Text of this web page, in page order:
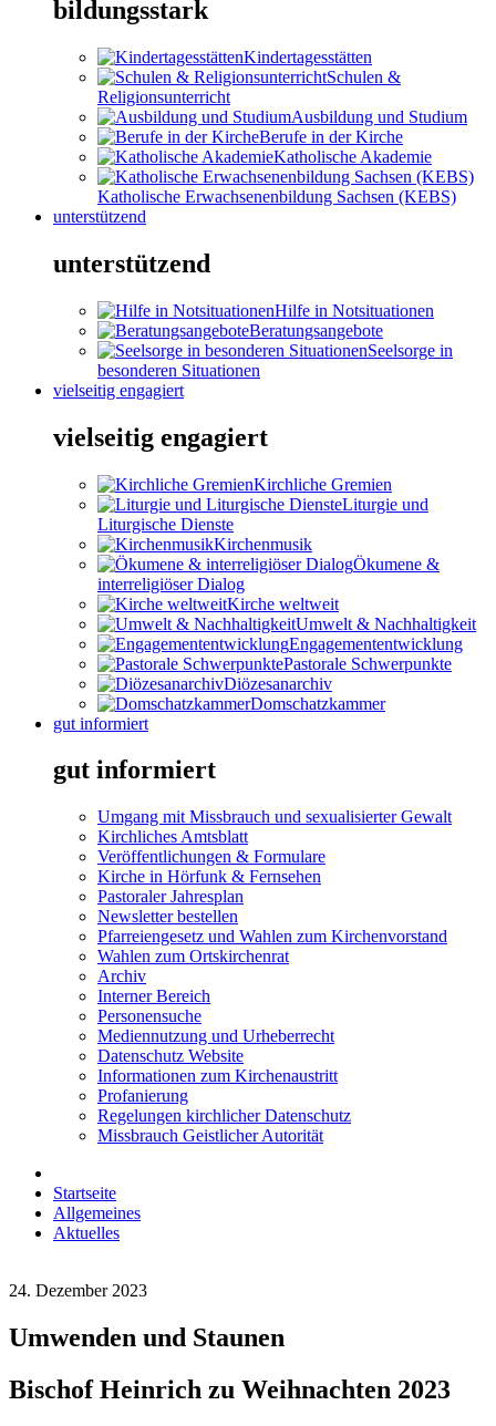
bildungsstark
Kindertagesstätten
Schulen &
Religionsunterricht
Ausbildung und Studium
Berufe in der Kirche
Katholische Akademie
Katholische Erwachsenenbildung Sachsen (KEBS)
unterstützend
unterstützend
Hilfe in Notsituationen
Beratungsangebote
Seelsorge in
besonderen Situationen
vielseitig engagiert
vielseitig engagiert
Kirchliche Gremien
Liturgie und
Liturgische Dienste
Kirchenmusik
Ökumene &
interreligiöser Dialog
Kirche weltweit
Umwelt & Nachhaltigkeit
Engagemententwicklung
Pastorale Schwerpunkte
Diözesanarchiv
Domschatzkammer
gut informiert
gut informiert
Umgang mit Missbrauch und sexualisierter Gewalt
Kirchliches Amtsblatt
Veröffentlichungen & Formulare
Kirche in Hörfunk & Fernsehen
Pastoraler Jahresplan
Newsletter bestellen
Pfarreiengesetz und Wahlen zum Kirchenvorstand
Wahlen zum Ortskirchenrat
Archiv
Interner Bereich
Personensuche
Mediennutzung und Urheberrecht
Datenschutz Website
Informationen zum Kirchenaustritt
Profanierung
Regelungen kirchlicher Datenschutz
Missbrauch Geistlicher Autorität
Startseite
Allgemeines
Aktuelles
24. Dezember 2023
Umwenden und Staunen
Bischof Heinrich zu Weihnachten 2023